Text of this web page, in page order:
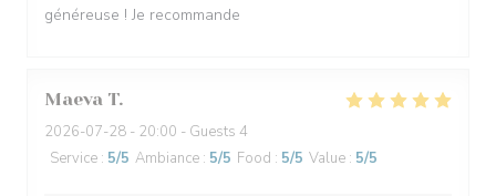
généreuse ! Je recommande
Maeva T
2026-07-28 - 20:00 - Guests 4
Service : 5/5 Ambiance : 5/5 Food : 5/5 Value : 5/5